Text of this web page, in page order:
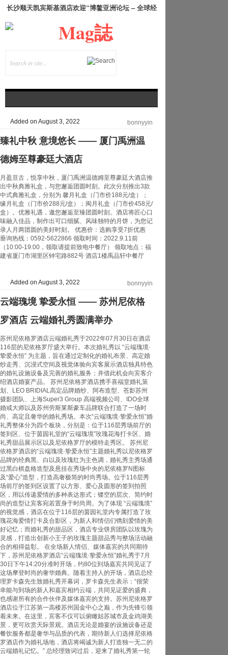
长沙顺天凯宾斯基酒店欢迎“博鳌亚洲论坛 – 全球经
济发展与安全论坛”领导人
Added on August 3, 2022 bonnyyin
臻礼中秋 意境悠长 —— 厦门禹洲温
德姆至尊豪廷大酒店
月盈亘古，悦享中秋，厦门禹洲温德姆至尊豪廷大酒店推
出中秋典雅礼盒，与您邂逅团圆时刻。此次分别推出3款
中式典雅礼盒，分别为 馨月礼盒（门市价188元/盒）；
缘月礼盒（门市价288元/盒）；闽月礼盒（门市价458元/
盒）。优雅礼遇，邀您邂逅至臻团圆时刻。酒店将匠心口
味融入佳品，制作出可口细腻、风味独特的月饼，为您记
录人月两团圆的美好时刻。 优惠价：选购享受7折优惠
垂询热线：0592-5622866 领取时间：2022.9.11前
（10:00-19:00，领取请提前致电中餐厅） 领取地点：福
建省厦门市湖里区钟宅路882号 酒店1楼禹品轩中餐厅
Added on August 3, 2022 bonnyyin
云端瑰境 挚爱永恒 —— 苏州尼依格
罗酒店 云端婚礼秀圆满举办
苏州尼依格罗酒店云端婚礼秀于2022年07月30日在酒店
116层的尼依格罗厅盛大举行。本次婚礼秀以 “云端瑰境·
挚爱永恒” 为主题，旨在通过定制化的婚礼布景、高定婚
纱走秀、沉浸式空间及视觉体验向宾客展示酒店独具特色
的婚礼设施设备及完善的婚礼服务；并借此机会向宾客介
绍酒店婚宴产品。 苏州尼依格罗酒店携手喜福堂婚礼策
划、LEO BRIDIAL高定品牌婚纱、阿布造型、苍影苏州
摄影团队、上海Super3 Group 高端视频公司、IDO全球
婚戒大师以及苏州劳斯莱斯豪车品牌联合打造了一场时
尚、高定且奢华的婚礼秀场。本次“云端瑰境·挚爱永恒”婚
礼秀整体分为四个板块，分别是：位于116层秀场前厅的
签到区、位于茵园礼堂的“云端瑰境”玫瑰花海打卡区、婚
礼秀甜品展示区以及尼依格罗厅的模特走秀区。 苏州尼
依格罗酒店的“云端瑰境·挚爱永恒”主题婚礼秀以尼依格罗
品牌的经典黑、白以及玫瑰红为主色调，婚礼秀主秀场通
过黑白棋盘格造型及悬挂在秀场中央的尼依格罗N图标
及“爱心”造型，打造高奢极简的时尚秀场。位于116层秀
场前厅的签到区设置了以方形、爱心及圆形的签到拍照
区，用以传递爱情的多种表达形式；镂空的层次、简约时
尚的造型让宾客宛若置身于时尚周。为了体现 “云端瑰境”
的视觉感，酒店在位于116层的茵园礼堂内专属打造了玫
瑰花海爱情打卡及合影区，为新人和情侣们镌刻爱情的美
好记忆；而婚礼秀的甜品区，酒店专业饼房团队以玫瑰为
灵感，打造出创新小王子的玫瑰主题甜品秀与整场活动融
合的相得益彰。 在全场新人情侣、媒体嘉宾的共同期待
下，苏州尼依格罗酒店“云端瑰境·挚爱永恒”婚礼秀于7月
30日下午14:20分准时开场，约80位到场嘉宾共同见证了
这场摩登时尚的奢华婚典。随着主持人的开场，酒店总经
理罗卡森先生致婚礼秀开幕词，罗卡森先生表示：“很荣
幸能与到场的新人和嘉宾相约云端，共同见证爱的盛典，
也感谢所有的合作伙伴及媒体嘉宾的支持。苏州尼依格罗
酒店位于江苏第一高楼苏州国金中心之巅，作为先锋引领
着未来。在这里，宾客不仅可以俯瞰姑苏城市及金鸡湖美
景，更可欣赏天际景观。酒店无论是婚宴的设施设备还是
餐饮服务都是奢华与品质的代表，期待新人们选择尼依格
罗酒店作为婚礼场地，酒店将竭诚为新人打造独一无二的
云端婚礼记忆。” 总经理致词过后，迎来了婚礼秀第一轮